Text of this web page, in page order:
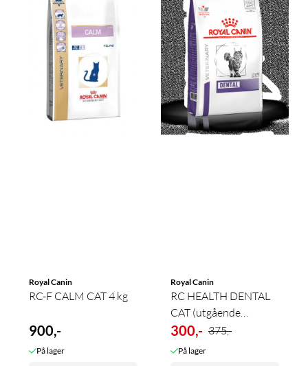
Royal Canin
RC-F CALM CAT 4 kg
900,-
På lager
Royal Canin
RC HEALTH DENTAL
CAT (utgående
produkt)
300,- 375,-
På lager